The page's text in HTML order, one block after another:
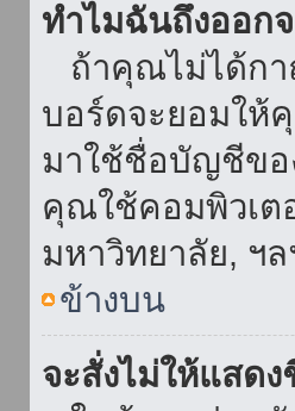
ทำไมฉันถึงออก
ถ้าคุณไม่ได้กา
บอร์ดจะยอมให้
มาใช้ชื่อบัญชีขอ
คุณใช้คอมพิวเต
มหาวิทยาลัย, ฯล
ข้างบน
จะสั่งไม่ให้แสด